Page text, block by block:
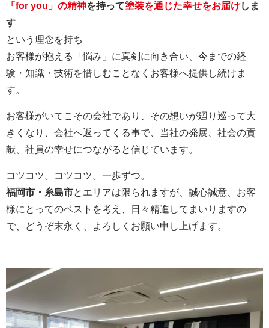
「for you」の精神を持って塗装を通じた幸せをお届けしま
す
という理念を持ち
お客様が抱える「悩み」に真剣に向き合い、今までの経
験・知識・技術を惜しむことなくお客様へ提供し続けま
す。
お客様がいてこその会社であり、その想いが廻り巡って大
きくなり、会社へ返ってくる事で、当社の発展、社会の貢
献、社員の幸せにつながると信じています。
コツコツ。コツコツ。一歩ずつ。
福岡市・糸島市とエリアは限られますが、誠心誠意、お客
様にとってのベストを考え、日々精進してまいりますの
で、どうぞ末永く、よろしくお願い申し上げます。